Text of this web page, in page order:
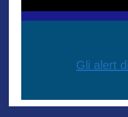
Gli alert